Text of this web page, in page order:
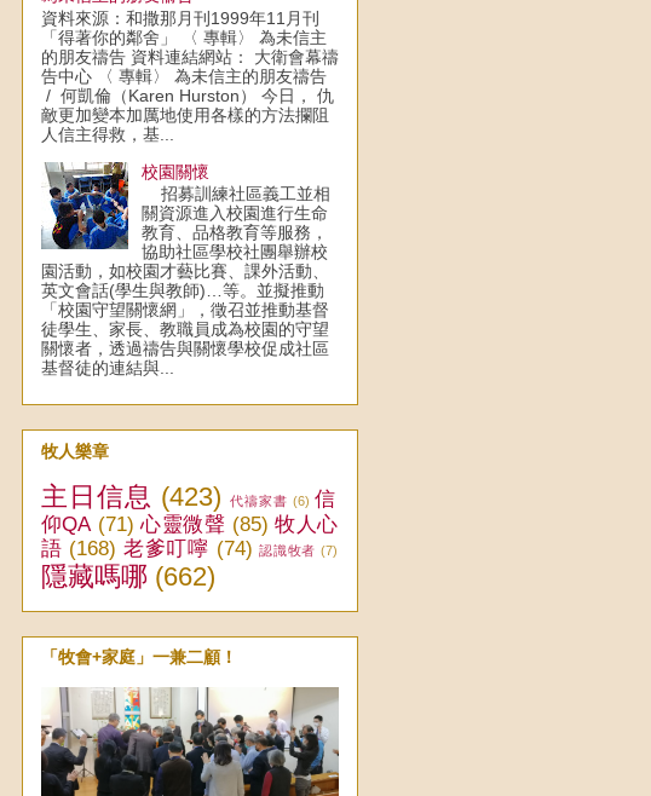
資料來源：和撒那月刊1999年11月刊
「得著你的鄰舍」 〈 專輯〉 為未信主
的朋友禱告 資料連結網站： 大衛會幕禱
告中心 〈 專輯〉 為未信主的朋友禱告
/ 何凱倫（Karen Hurston） 今日， 仇
敵更加變本加厲地使用各樣的方法攔阻
人信主得救，基...
校園關懷
招募訓練社區義工並相
關資源進入校園進行生命
教育、品格教育等服務，
協助社區學校社團舉辦校
園活動，如校園才藝比賽、課外活動、
英文會話(學生與教師)…等。並擬推動
「校園守望關懷網」，徵召並推動基督
徒學生、家長、教職員成為校園的守望
關懷者，透過禱告與關懷學校促成社區
基督徒的連結與...
牧人樂章
主日信息 (423) 代禱家書 (6) 信
仰QA (71) 心靈微聲 (85) 牧人心
語 (168) 老爹叮嚀 (74) 認識牧者 (7)
隱藏嗎哪 (662)
「牧會+家庭」一兼二顧！